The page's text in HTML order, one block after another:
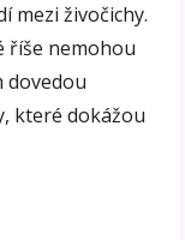
mezi živočichy.
říše nemohou
dovedou
které dokážou